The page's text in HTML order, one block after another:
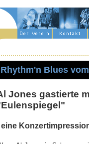
Rhythm'n Blues
Jones gastierte
eine